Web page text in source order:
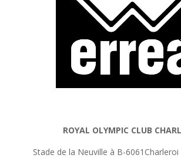
ROYAL OLYMPIC CLUB
Stade de la Neuville à B-